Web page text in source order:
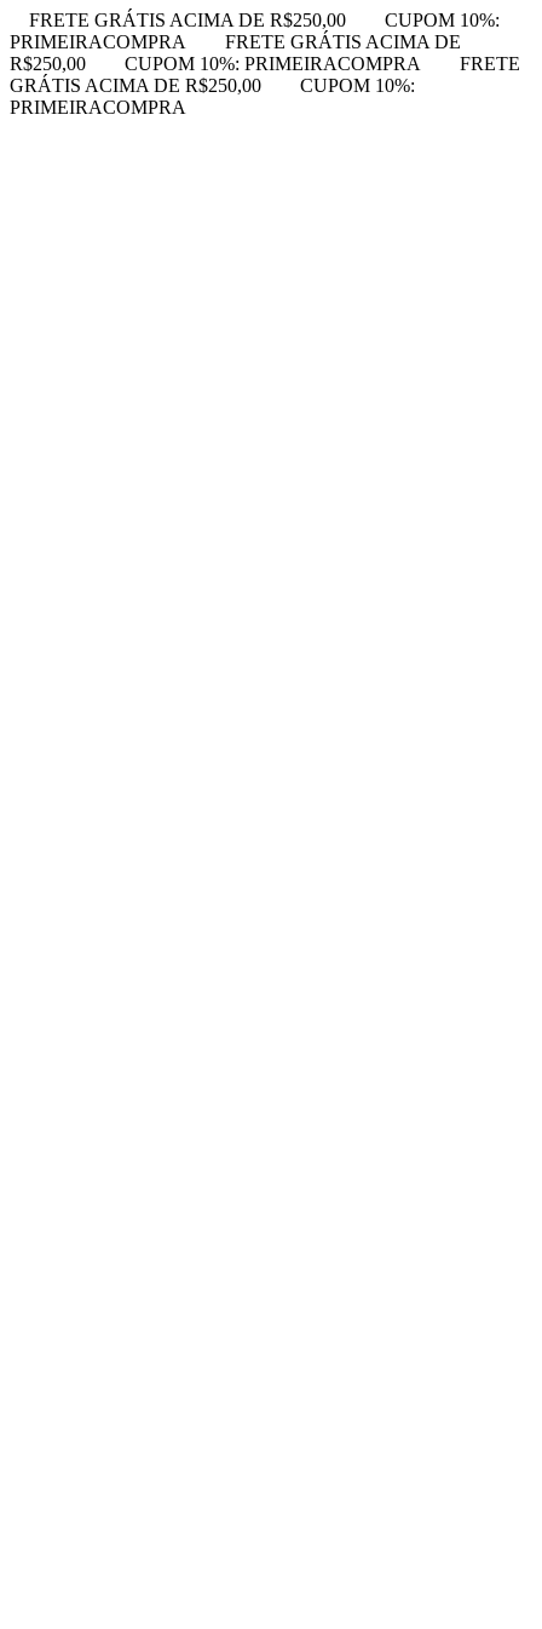
FRETE GRÁTIS ACIMA DE R$250,00
CUPOM 10%:
PRIMEIRACOMPRA
FRETE GRÁTIS ACIMA DE
R$250,00
CUPOM 10%: PRIMEIRACOMPRA
FRETE
GRÁTIS ACIMA DE R$250,00
CUPOM 10%:
PRIMEIRACOMPRA